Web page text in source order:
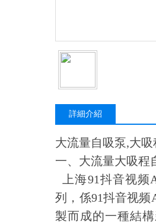
詳細介紹
大流量自吸泵,大
一、大流量大吸
上海91抖音视频
列， 係91抖音视频
製而成的一種結構